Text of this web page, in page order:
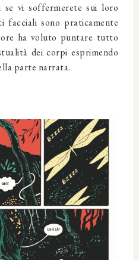
vi soffermerete sui loro
sono praticamente
ha voluto puntare tutto
dei corpi esprimendo
parte narrata.